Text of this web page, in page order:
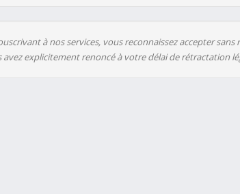
à nos services, vous reconnaissez accepter
avez explicitement renoncé à votre délai de rétractation